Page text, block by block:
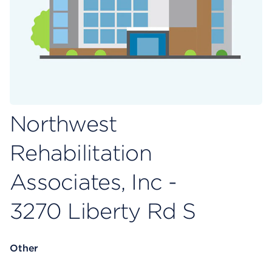
Northwest
Rehabilitation
Associates, Inc -
3270 Liberty Rd S
Other